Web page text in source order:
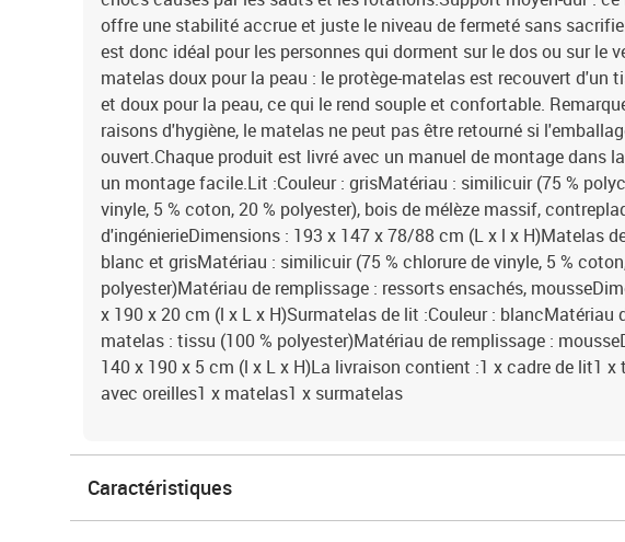
offre une stabilité accrue et juste le niveau de fermeté sans
est donc idéal pour les personnes qui dorment sur le dos ou sur le
matelas doux pour la peau : le protège-matelas est recouvert d'un
et doux pour la peau, ce qui le rend souple et confortable.
raisons d'hygiène, le matelas ne peut pas être retourné si
ouvert.Chaque produit est livré avec un manuel de montage dans
un montage facile.Lit :Couleur : grisMatériau : similicuir (75 %
vinyle, 5 % coton, 20 % polyester), bois de mélèze massif,
d'ingénierieDimensions : 193 x 147 x 78/88 cm (L x l x H)Matelas
blanc et grisMatériau : similicuir (75 % chlorure de vinyle, 5 %
polyester)Matériau de remplissage : ressorts ensachés,
x 190 x 20 cm (l x L x H)Surmatelas de lit :Couleur : blancMatériau
matelas : tissu (100 % polyester)Matériau de remplissage :
140 x 190 x 5 cm (l x L x H)La livraison contient :1 x cadre de lit1 x
avec oreilles1 x matelas1 x surmatelas
Caractéristiques